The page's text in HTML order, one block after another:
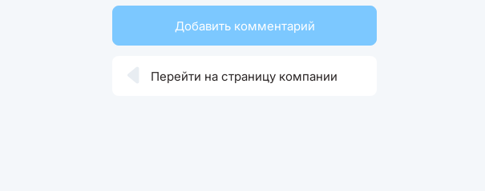
Добавить комментарий
Перейти на страницу компании